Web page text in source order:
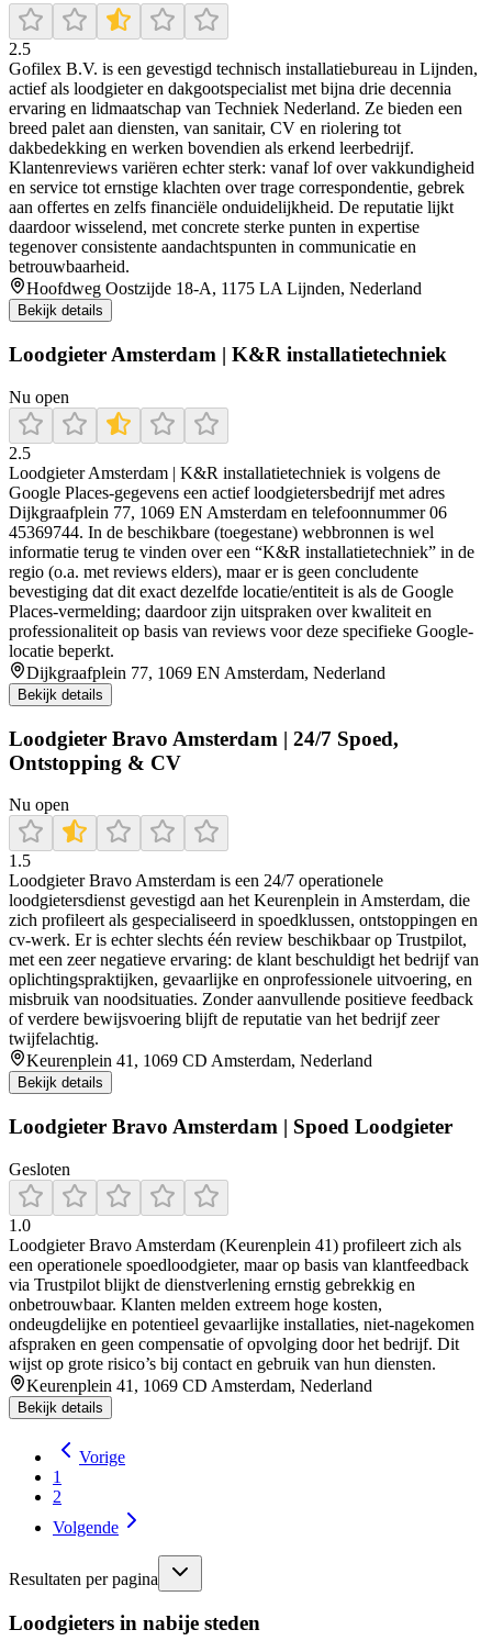
2.5
Gofilex B.V. is een gevestigd technisch installatiebureau in Lijnden,
actief als loodgieter en dakgootspecialist met bijna drie decennia
ervaring en lidmaatschap van Techniek Nederland. Ze bieden een
breed palet aan diensten, van sanitair, CV en riolering tot
dakbedekking en werken bovendien als erkend leerbedrijf.
Klantenreviews variëren echter sterk: vanaf lof over vakkundigheid
en service tot ernstige klachten over trage correspondentie, gebrek
aan offertes en zelfs financiële onduidelijkheid. De reputatie lijkt
daardoor wisselend, met concrete sterke punten in expertise
tegenover consistente aandachtspunten in communicatie en
betrouwbaarheid.
Hoofdweg Oostzijde 18-A, 1175 LA Lijnden, Nederland
Bekijk details
Loodgieter Amsterdam | K&R installatietechniek
Nu open
2.5
Loodgieter Amsterdam | K&R installatietechniek is volgens de
Google Places-gegevens een actief loodgietersbedrijf met adres
Dijkgraafplein 77, 1069 EN Amsterdam en telefoonnummer 06
45369744. In de beschikbare (toegestane) webbronnen is wel
informatie terug te vinden over een “K&R installatietechniek” in de
regio (o.a. met reviews elders), maar er is geen concludente
bevestiging dat dit exact dezelfde locatie/entiteit is als de Google
Places-vermelding; daardoor zijn uitspraken over kwaliteit en
professionaliteit op basis van reviews voor deze specifieke Google-
locatie beperkt.
Dijkgraafplein 77, 1069 EN Amsterdam, Nederland
Bekijk details
Loodgieter Bravo Amsterdam | 24/7 Spoed,
Ontstopping & CV
Nu open
1.5
Loodgieter Bravo Amsterdam is een 24/7 operationele
loodgietersdienst gevestigd aan het Keurenplein in Amsterdam, die
zich profileert als gespecialiseerd in spoedklussen, ontstoppingen en
cv‑werk. Er is echter slechts één review beschikbaar op Trustpilot,
met een zeer negatieve ervaring: de klant beschuldigt het bedrijf van
oplichtingspraktijken, gevaarlijke en onprofessionele uitvoering, en
misbruik van noodsituaties. Zonder aanvullende positieve feedback
of verdere bewijsvoering blijft de reputatie van het bedrijf zeer
twijfelachtig.
Keurenplein 41, 1069 CD Amsterdam, Nederland
Bekijk details
Loodgieter Bravo Amsterdam | Spoed Loodgieter
Gesloten
1.0
Loodgieter Bravo Amsterdam (Keurenplein 41) profileert zich als
een operationele spoedloodgieter, maar op basis van klantfeedback
via Trustpilot blijkt de dienstverlening ernstig gebrekkig en
onbetrouwbaar. Klanten melden extreem hoge kosten,
ondeugdelijke en potentieel gevaarlijke installaties, niet-nagekomen
afspraken en geen compensatie of opvolging door het bedrijf. Dit
wijst op grote risico’s bij contact en gebruik van hun diensten.
Keurenplein 41, 1069 CD Amsterdam, Nederland
Bekijk details
Vorige
1
2
Volgende
Resultaten per pagina
Loodgieters in nabije steden